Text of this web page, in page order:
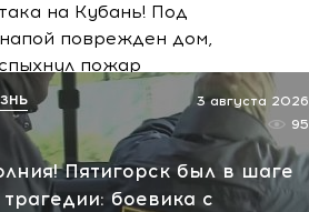
на Кубань! Под
поврежден дом,
пожар
07:54
Пятигорск был в шаге
трагедии: боевика с
3 августа 2026
95